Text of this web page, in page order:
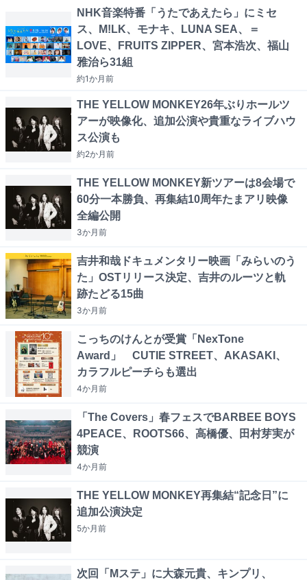
NHK音楽特番「うたであえたら」にミセ
ス、M!LK、モナキ、LUNA SEA、＝
LOVE、FRUITS ZIPPER、宮本浩次、福山
雅治ら31組
約1か月前
THE YELLOW MONKEY26年ぶりホールツ
アーが映像化、追加公演や貴重なライブハウ
ス公演も
約2か月前
THE YELLOW MONKEY新ツアーは8会場で
60分一本勝負、再集結10周年たまアリ映像
全編公開
3か月前
吉井和哉ドキュメンタリー映画「みらいのう
た」OSTリリース決定、吉井のルーツと軌
跡たどる15曲
3か月前
こっちのけんとが受賞「NexTone
Award」 CUTIE STREET、AKASAKI、
カラフルピーチらも選出
4か月前
「The Covers」春フェスでBARBEE BOYS
4PEACE、ROOTS66、高橋優、田村芽実が
競演
4か月前
THE YELLOW MONKEY再集結“記念日”に
追加公演決定
5か月前
次回「Mステ」に大森元貴、キンプリ、